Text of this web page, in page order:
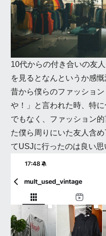
10代からの付き合いの友
を見るとなんというか感慨
昔から僕らのファッショ
や！」と言われた時、特
でもなく、ファッション
た僕ら周りにいた友人含
てUSJに行ったのは良い思